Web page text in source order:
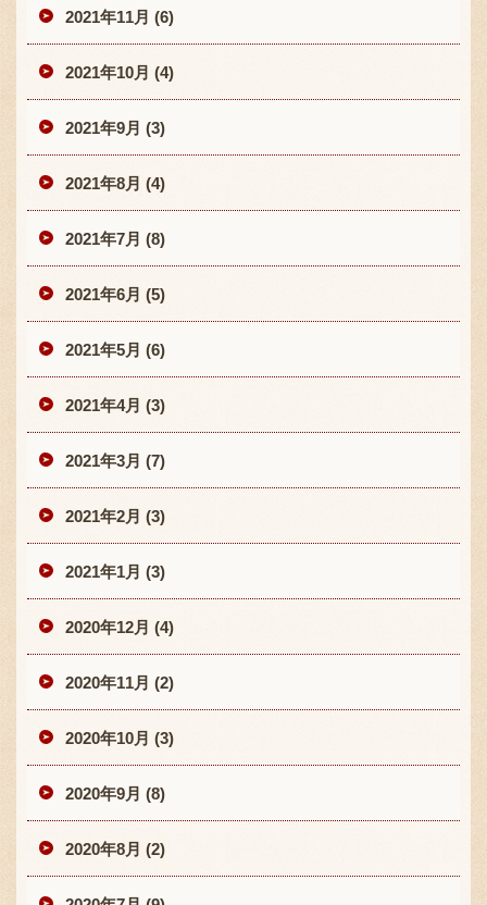
2021年11月 (6)
2021年10月 (4)
2021年9月 (3)
2021年8月 (4)
2021年7月 (8)
2021年6月 (5)
2021年5月 (6)
2021年4月 (3)
2021年3月 (7)
2021年2月 (3)
2021年1月 (3)
2020年12月 (4)
2020年11月 (2)
2020年10月 (3)
2020年9月 (8)
2020年8月 (2)